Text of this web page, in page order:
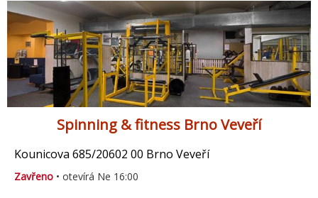
Spinning & fitness Brno Veveří
Kounicova 685/20602 00 Brno Veveří
Zavřeno • otevírá Ne 16:00